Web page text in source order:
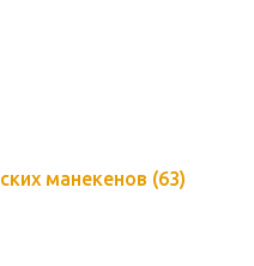
манекенов (63)